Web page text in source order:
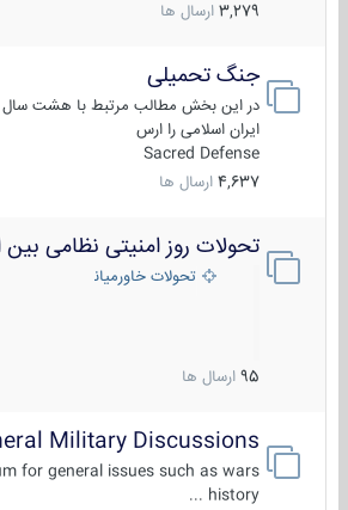
3,279 ارسال ها
جنگ تحمیلی
در این بخش مطالب مرتبط با هشت سال
ایران اسلامی را ارس
Sacred Defense
4,637 ارسال ها
تحولات روز امنیتی نظامی بین
تحولات خاورمیانه
95 ارسال ها
Military Discussions
for general issues such as wars
history ...